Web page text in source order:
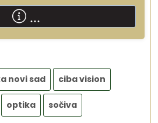
...
novi sad ciba vision
optika sočiva